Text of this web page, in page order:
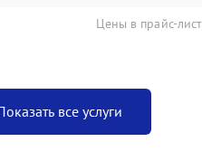
Цены в прайс-
все услуги